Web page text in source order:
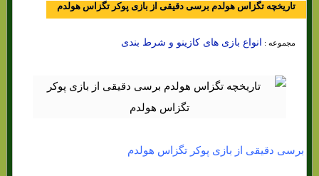
تاریخچه تگزاس هولدم برسی دقیقی از بازی پوکر تگزاس هولدم
مجموعه : انواع بازی های کازینو و شرط بندی
برسی دقیقی از بازی پوکر تگزاس هولدم